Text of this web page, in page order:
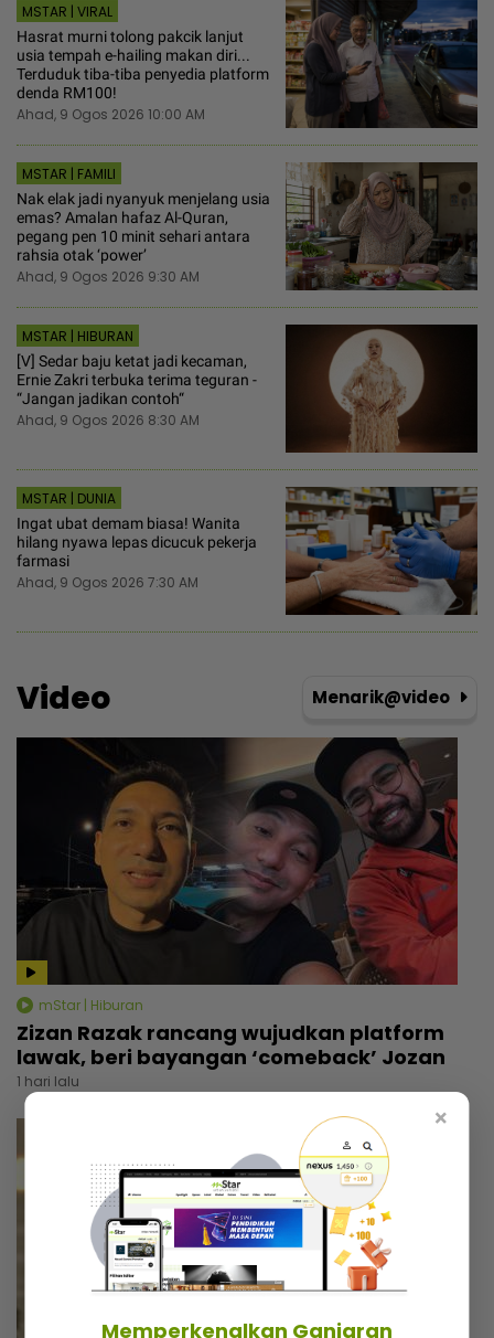
MSTAR | VIRAL
Hasrat murni tolong pakcik lanjut
usia tempah e-hailing makan diri...
Terduduk tiba-tiba penyedia platform
denda RM100!
Ahad, 9 Ogos 2026 10:00 AM
MSTAR | FAMILI
Nak elak jadi nyanyuk menjelang usia
emas? Amalan hafaz Al-Quran,
pegang pen 10 minit sehari antara
rahsia otak ‘power’
Ahad, 9 Ogos 2026 9:30 AM
MSTAR | HIBURAN
[V] Sedar baju ketat jadi kecaman,
Ernie Zakri terbuka terima teguran -
“Jangan jadikan contoh“
Ahad, 9 Ogos 2026 8:30 AM
MSTAR | DUNIA
Ingat ubat demam biasa! Wanita
hilang nyawa lepas dicucuk pekerja
farmasi
Ahad, 9 Ogos 2026 7:30 AM
Video Menarik@video
mStar | Hiburan
Zizan Razak rancang wujudkan platform
lawak, beri bayangan ‘comeback’ Jozan
1 hari lalu
×
Memperkenalkan Ganjaran